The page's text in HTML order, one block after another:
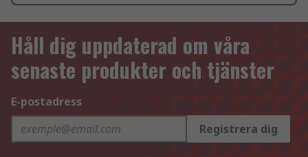
Håll dig uppdaterad om våra
senaste produkter och tjänster
E-postadress
Registrera dig